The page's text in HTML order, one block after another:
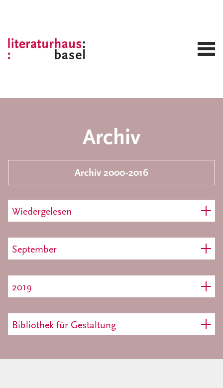
Archiv
Archiv 2000-2016
Wiedergelesen
September
2019
Bibliothek für Gestaltung